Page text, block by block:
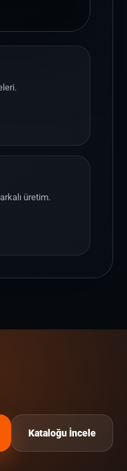
üretim.
Kataloğu İncele